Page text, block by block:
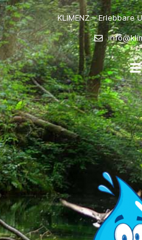
KLIMENZ – Erlebbare